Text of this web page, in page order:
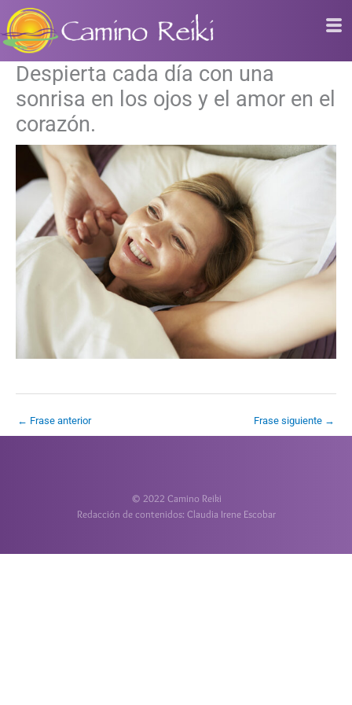
al
contenido
Despierta cada día con una
sonrisa en los ojos y el amor en el
corazón.
← Frase anterior Frase siguiente →
© 2022 Camino Reiki
Redacción de contenidos: Claudia Irene Escobar